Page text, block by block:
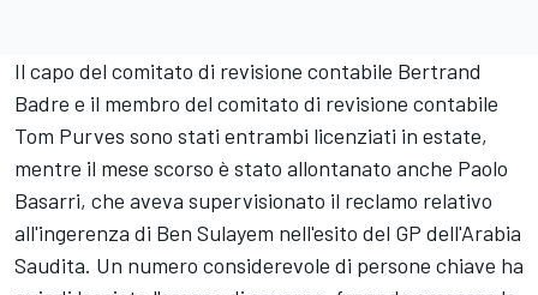
Il capo del comitato di revisione contabile Bertrand
Badre e il membro del comitato di revisione contabile
Tom Purves sono stati entrambi licenziati in estate,
mentre il mese scorso è stato allontanato anche Paolo
Basarri, che aveva supervisionato il reclamo relativo
all'ingerenza di Ben Sulayem nell'esito del GP dell'Arabia
Saudita. Un numero considerevole di persone chiave ha